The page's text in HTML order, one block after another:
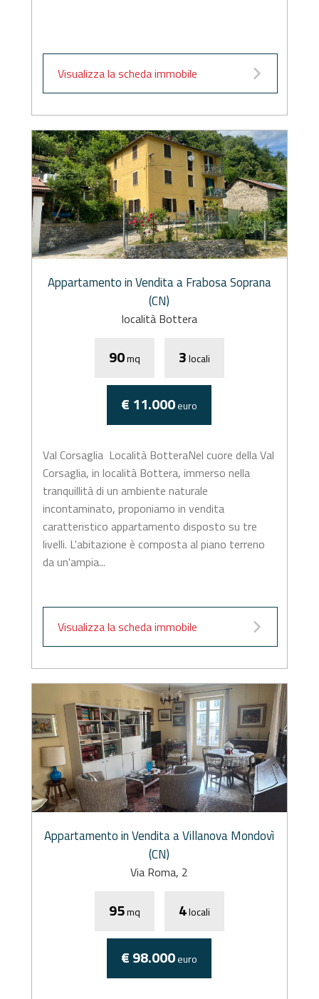
Visualizza la scheda immobile
Appartamento in Vendita a Frabosa Soprana
(CN)
località Bottera
90mq 3locali
€ 11.000euro
Val Corsaglia  Località BotteraNel cuore della Val
Corsaglia, in località Bottera, immerso nella
tranquillità di un ambiente naturale
incontaminato, proponiamo in vendita
caratteristico appartamento disposto su tre
livelli. L'abitazione è composta al piano terreno
da un'ampia...
Visualizza la scheda immobile
Appartamento in Vendita a Villanova Mondovì
(CN)
Via Roma, 2
95mq 4locali
€ 98.000euro